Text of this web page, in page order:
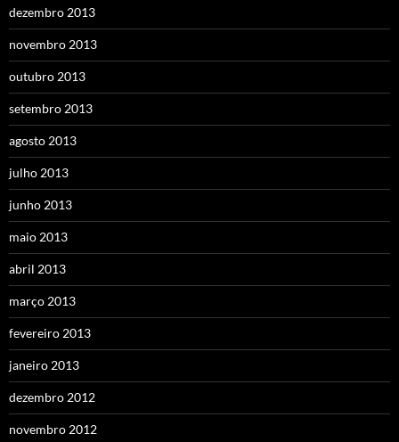
dezembro 2013
novembro 2013
outubro 2013
setembro 2013
agosto 2013
julho 2013
junho 2013
maio 2013
abril 2013
março 2013
fevereiro 2013
janeiro 2013
dezembro 2012
novembro 2012